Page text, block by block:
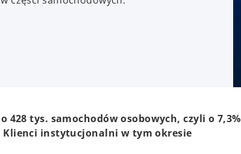
428 tys. samochodów osobowych, czyli o 7,3%
Klienci instytucjonalni w tym okresie